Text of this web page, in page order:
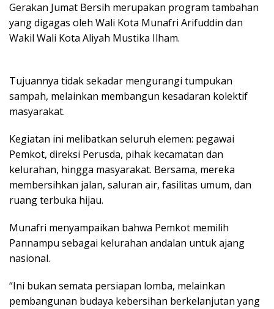
Gerakan Jumat Bersih merupakan program tambahan
yang digagas oleh Wali Kota Munafri Arifuddin dan
Wakil Wali Kota Aliyah Mustika Ilham.
Tujuannya tidak sekadar mengurangi tumpukan
sampah, melainkan membangun kesadaran kolektif
masyarakat.
Kegiatan ini melibatkan seluruh elemen: pegawai
Pemkot, direksi Perusda, pihak kecamatan dan
kelurahan, hingga masyarakat. Bersama, mereka
membersihkan jalan, saluran air, fasilitas umum, dan
ruang terbuka hijau.
Munafri menyampaikan bahwa Pemkot memilih
Pannampu sebagai kelurahan andalan untuk ajang
nasional.
“Ini bukan semata persiapan lomba, melainkan
pembangunan budaya kebersihan berkelanjutan yang